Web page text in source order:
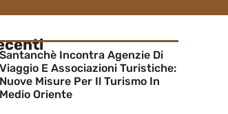
Santanchè Incontra Agenzie Di
Viaggio E Associazioni Turistiche:
Nuove Misure Per Il Turismo In
Medio Oriente